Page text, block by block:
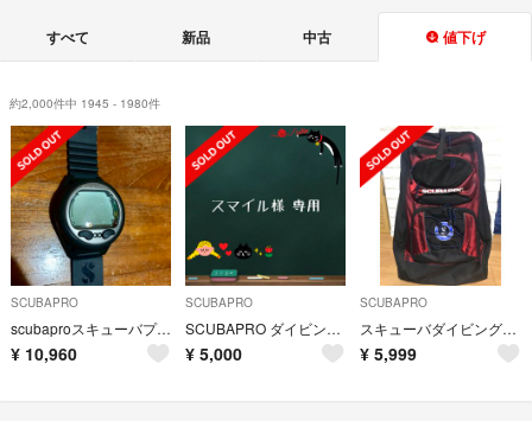
すべて 新品 中古 値下げ
約2,000件中 1945 - 1980件
SCUBAPRO
scubaproスキューバプロ アラジンスポーツ ダイブコンピューター ダイコン
¥ 10,960
SCUBAPRO
SCUBAPRO ダイビング ウエットスーツ レディース L
¥ 5,000
SCUBAPRO
スキューバダイビングのキャリーバッグとBC
¥ 5,999